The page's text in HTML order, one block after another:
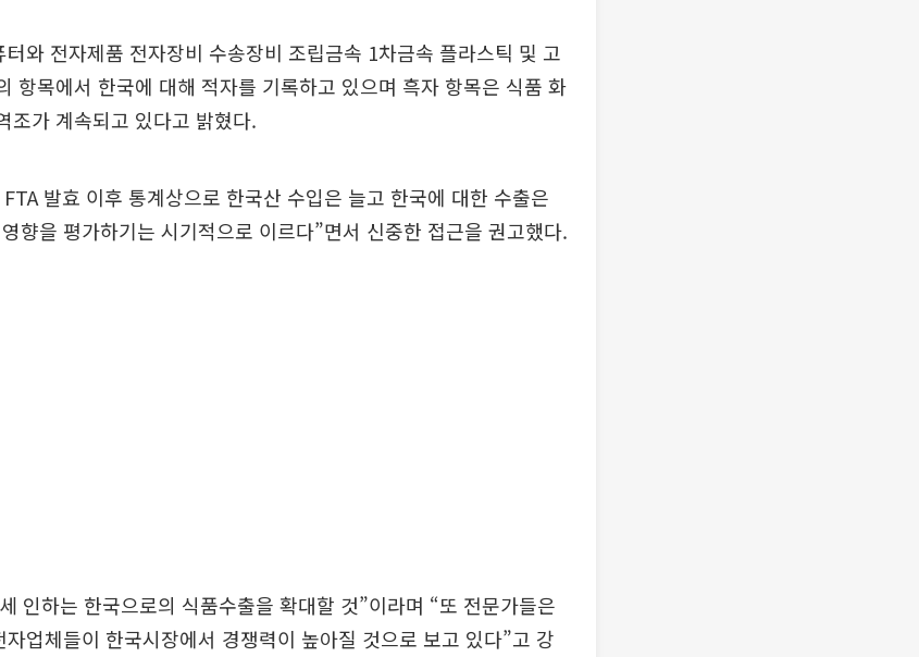
와 전자제품 전자장비 수송장비 조립금속 1차금속 플라스틱 및 고
항목에서 한국에 대해 적자를 기록하고 있으며 흑자 항목은 식품 화
조가 계속되고 있다고 밝혔다.
발효 이후 통계상으로 한국산 수입은 늘고 한국에 대한 수출은
향을 평가하기는 시기적으로 이르다”면서 신중한 접근을 권고했다.
인하는 한국으로의 식품수출을 확대할 것”이라며 “또 전문가들은
업체들이 한국시장에서 경쟁력이 높아질 것으로 보고 있다”고 강